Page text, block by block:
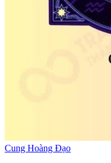
Cung Hoàng Đạo